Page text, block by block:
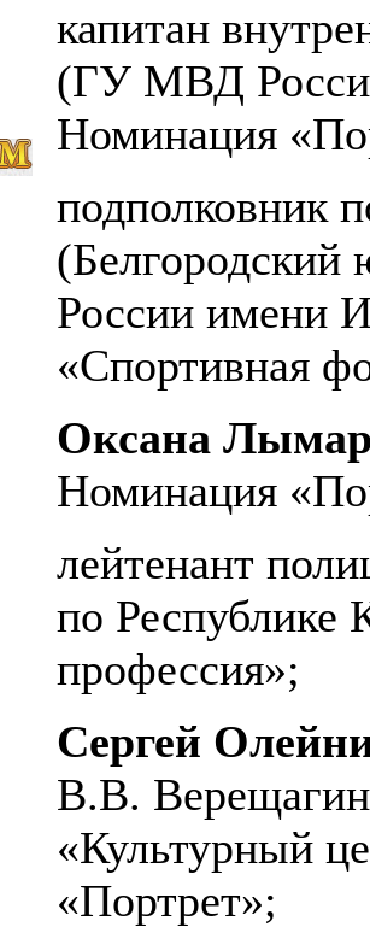
капитан
(ГУ МВД
Номинация
подполковник
России имени
«Спортивная
Оксана
Номинация
лейтенант
по
профессия»;
Сергей
В.В.
«Культурный
«Портрет»;